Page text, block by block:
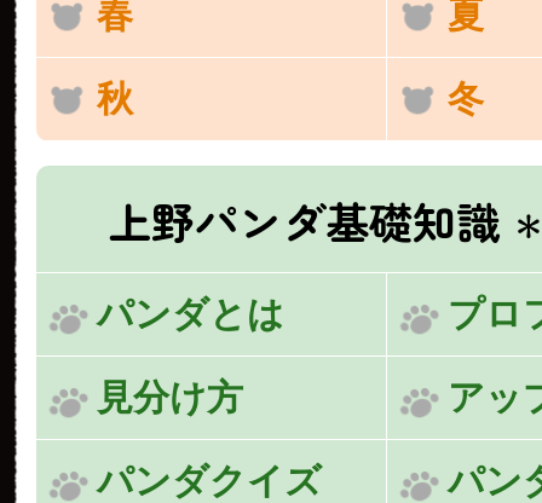
春 夏
秋 冬
上野パンダ基礎知識
パンダとは プロ
見分け方 アッ
パンダクイズ パン